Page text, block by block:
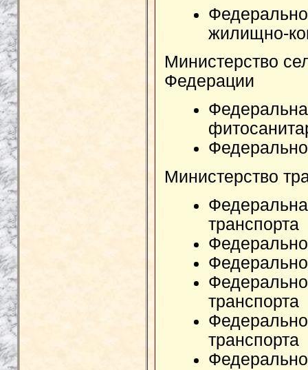
жилищно-
Министерство
Федерации
Министерство
транспорта
транспорта
транспорта